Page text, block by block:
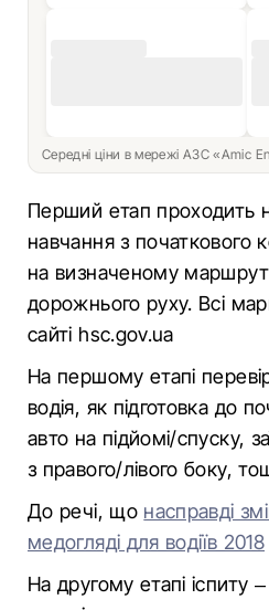
Середні ціни в мережі АЗС «Amic
Перший етап проходить
навчання з початкового
на визначеному
дорожнього руху. Всі
сайті hsc.gov.ua
На першому етапі
водія, як підготовка до
авто на підйомі/спуску,
з правого/лівого боку,
До речі, що насправді
медогляді для водіїв 2018
На другому етапі іспиту